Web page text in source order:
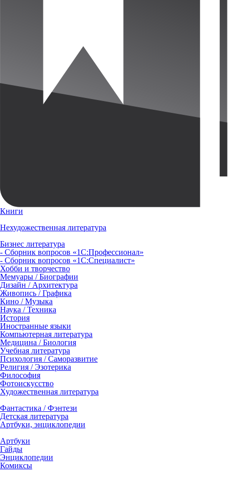
Книги
Нехудожественная литература
Бизнес литература
- Сборник вопросов «1С:Профессионал»
- Сборник вопросов «1С:Специалист»
Хобби и творчество
Мемуары / Биографии
Дизайн / Архитектура
Живопись / Графика
Кино / Музыка
Наука / Техника
История
Иностранные языки
Компьютерная литература
Медицина / Биология
Учебная литература
Психология / Саморазвитие
Религия / Эзотерика
Философия
Фотоискусство
Художественная литература
Фантастика / Фэнтези
Детская литература
Артбуки, энциклопедии
Артбуки
Гайды
Энциклопедии
Комиксы